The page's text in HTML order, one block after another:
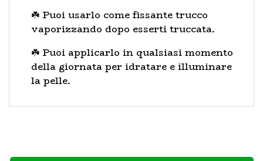
☘️ Puoi usarlo come fissante trucco
vaporizzando dopo esserti truccata.
☘️ Puoi applicarlo in qualsiasi momento
della giornata per idratare e illuminare
la pelle.